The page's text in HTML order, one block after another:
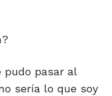
pudo pasar al
sería lo que soy